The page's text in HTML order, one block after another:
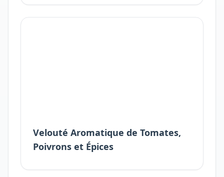
Velouté Aromatique de Tomates,
Poivrons et Épices